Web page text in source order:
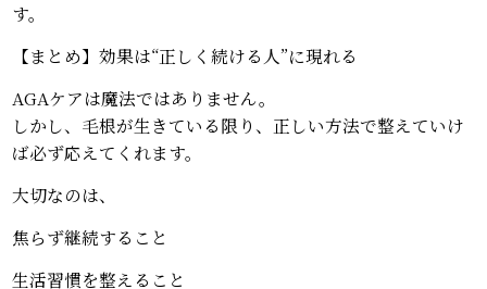
す。
【まとめ】効果は“正しく続ける人”に現れる
AGAケアは魔法ではありません。
しかし、毛根が生きている限り、正しい方法で整えていけ
ば必ず応えてくれます。
大切なのは、
焦らず継続すること
生活習慣を整えること